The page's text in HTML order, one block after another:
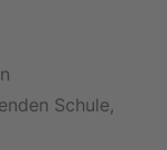
Schule,